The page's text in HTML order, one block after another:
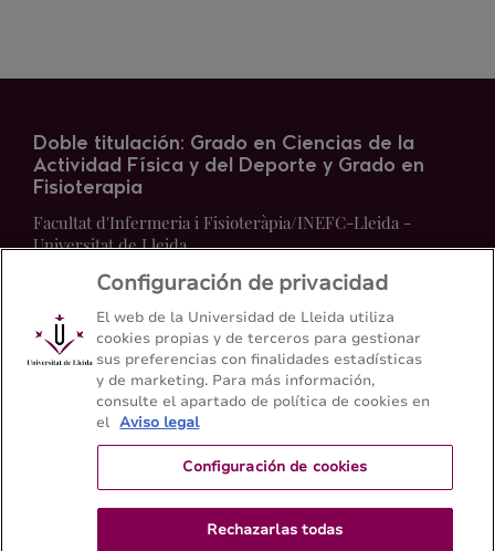
Doble titulación: Grado en Ciencias de la
Actividad Física y del Deporte y Grado en
Fisioterapia
Facultat d'Infermeria i Fisioteràpia/INEFC-Lleida -
Universitat de Lleida
Mapa del web Contacto
+34 973 70 24 30
Configuración de privacidad
El web de la Universidad de Lleida utiliza
cookies propias y de terceros para gestionar
sus preferencias con finalidades estadísticas
y de marketing. Para más información,
consulte el apartado de política de cookies en
el Aviso legal
Configuración de cookies
Rechazarlas todas